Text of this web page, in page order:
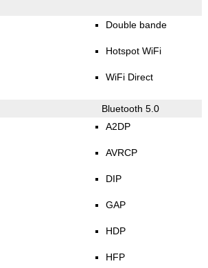
Double bande
Hotspot WiFi
WiFi Direct
Bluetooth 5.0
A2DP
AVRCP
DIP
GAP
HDP
HFP